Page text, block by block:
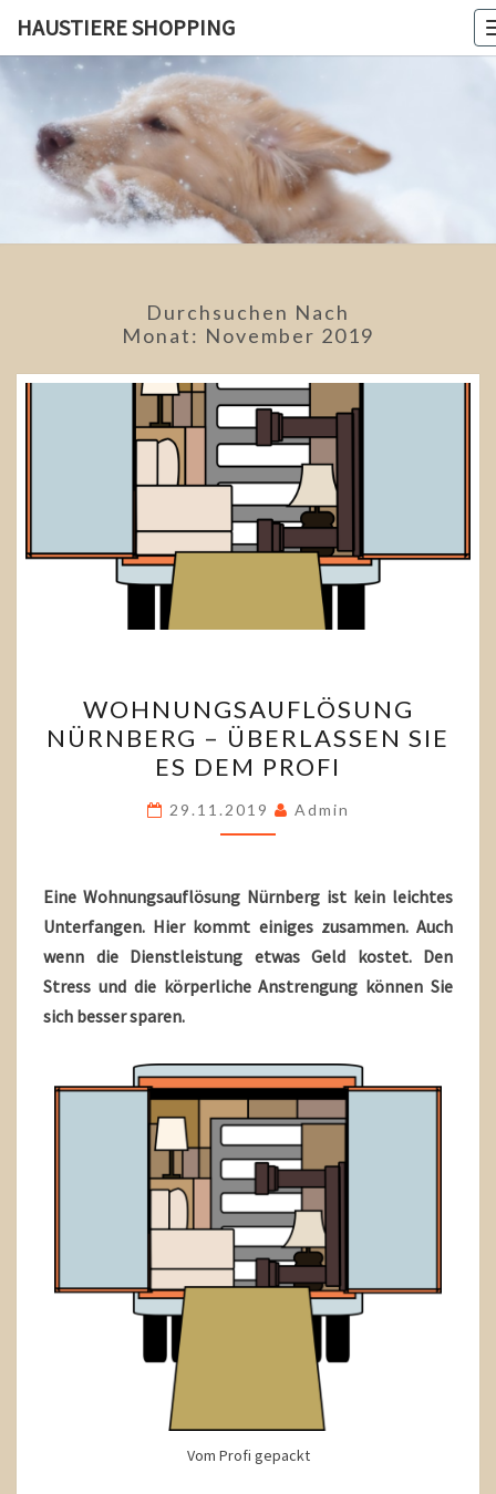
content
HAUSTIERE SHOPPING
Tiere
Sind Die
Besten
Freunde!
Durchsuchen Nach
Monat: November 2019
NÜRNBERG
–
ÜBERLASSEN
SIE
ES
PROFI
WOHNUNGSAUFLÖSUNG
NÜRNBERG – ÜBERLASSEN SIE
ES DEM PROFI
29.11.2019 Admin
Eine Wohnungsauflösung Nürnberg ist kein leichtes
Unterfangen. Hier kommt einiges zusammen. Auch
wenn die Dienstleistung etwas Geld kostet. Den
Stress und die körperliche Anstrengung können Sie
sich besser sparen.
Vom Profi gepackt